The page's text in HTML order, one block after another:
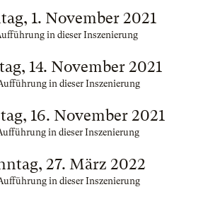
1. November 2021
in dieser Inszenierung
14. November 2021
in dieser Inszenierung
16. November 2021
in dieser Inszenierung
27. März 2022
in dieser Inszenierung